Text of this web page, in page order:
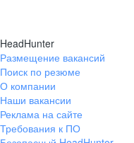
HeadHunter
Размещение вакансий
Поиск по резюме
О компании
Наши вакансии
Реклама на сайте
Требования к ПО